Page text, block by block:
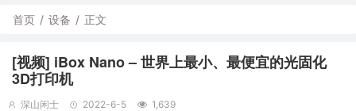
首页 / 设备 / 正文
[视频] iBox Nano – 世界上最小、最便宜的光固化
3D打印机
深山闲士 2022-6-5 1,639